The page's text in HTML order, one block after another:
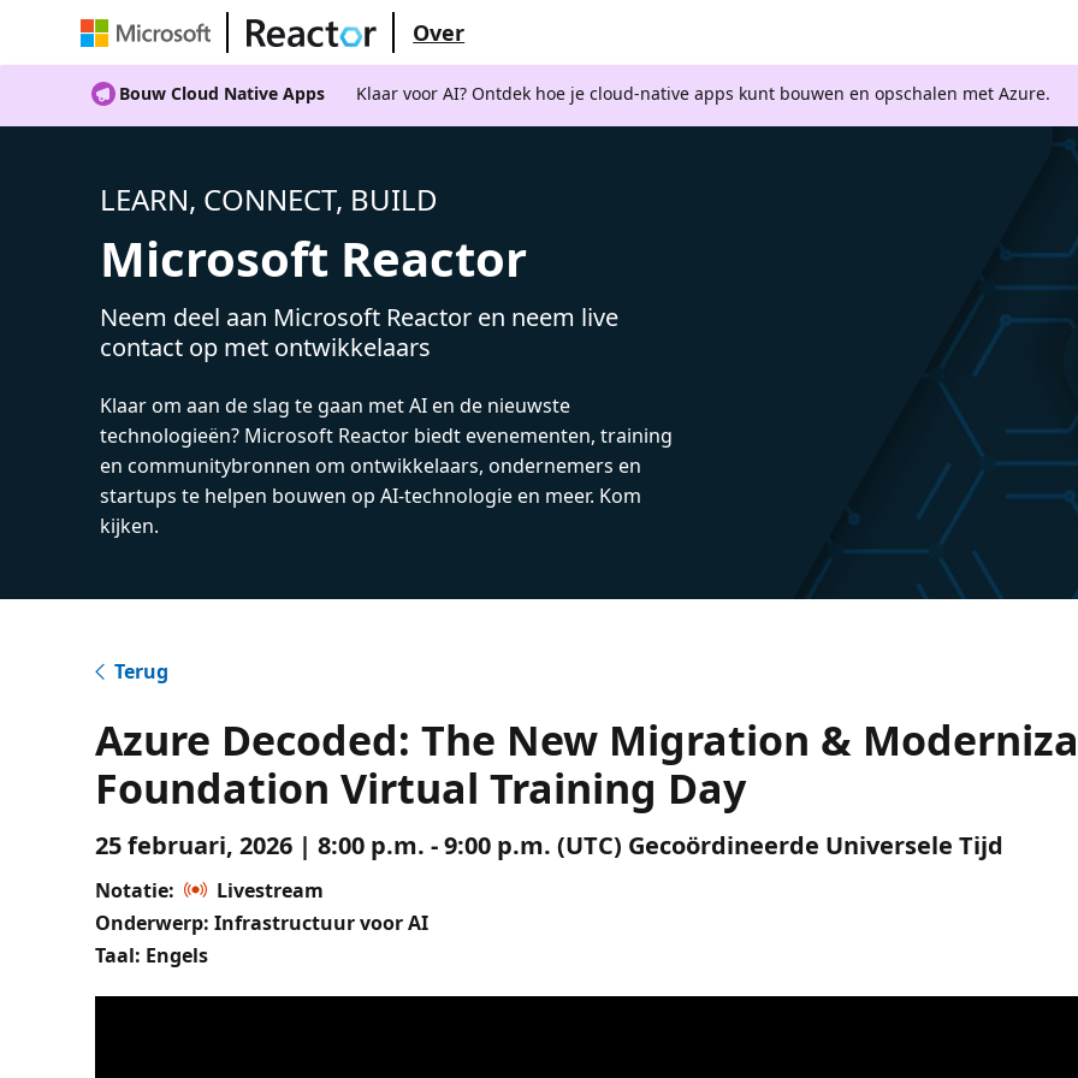
Over
Bouw Cloud Native Apps Klaar voor AI? Ontdek hoe je cloud-native apps kunt bouwen en opschalen met Azure.
LEARN, CONNECT, BUILD
Microsoft Reactor
Neem deel aan Microsoft Reactor en neem live
contact op met ontwikkelaars
Klaar om aan de slag te gaan met AI en de nieuwste
technologieën? Microsoft Reactor biedt evenementen, training
en communitybronnen om ontwikkelaars, ondernemers en
startups te helpen bouwen op AI-technologie en meer. Kom
kijken.
Terug
Azure Decoded: The New Migration &
Foundation Virtual Training Day
25 februari, 2026 | 8:00 p.m. - 9:00 p.m. (UTC) Gecoördineerde Universele Tijd
Notatie:
Livestream
Onderwerp: Infrastructuur voor AI
Taal: Engels